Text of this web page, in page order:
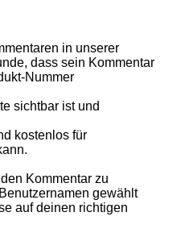
in unserer
dass sein Kommentar
Nummer
sichtbar ist und
kostenlos für
Kommentar zu
gewählt
auf deinen richtigen